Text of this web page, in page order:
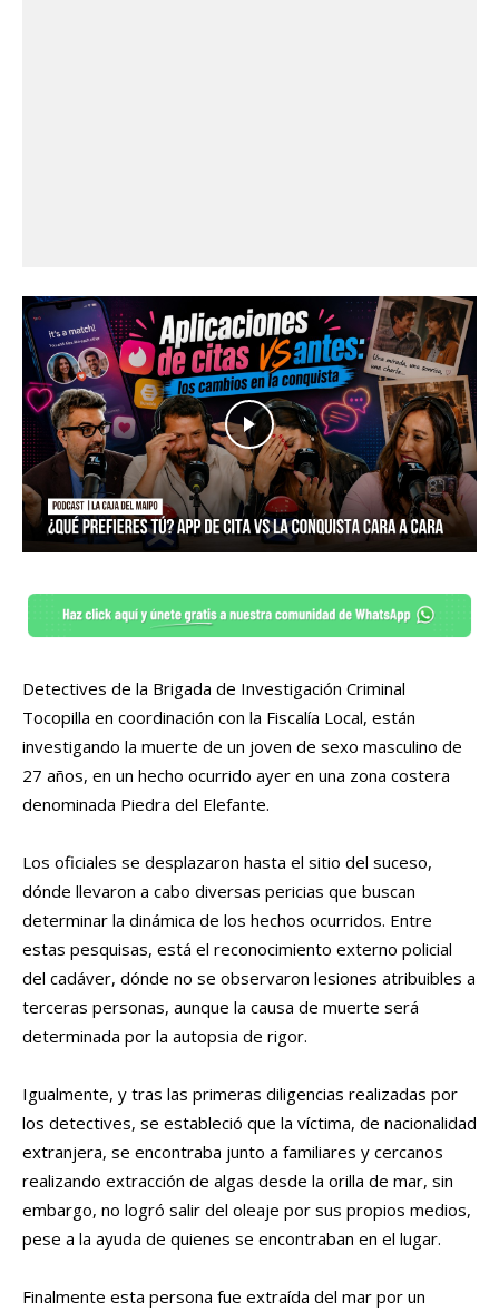
Detectives de la Brigada de Investigación Criminal
Tocopilla en coordinación con la Fiscalía Local, están
investigando la muerte de un joven de sexo masculino de
27 años, en un hecho ocurrido ayer en una zona costera
denominada Piedra del Elefante.
Los oficiales se desplazaron hasta el sitio del suceso,
dónde llevaron a cabo diversas pericias que buscan
determinar la dinámica de los hechos ocurridos. Entre
estas pesquisas, está el reconocimiento externo policial
del cadáver, dónde no se observaron lesiones atribuibles a
terceras personas, aunque la causa de muerte será
determinada por la autopsia de rigor.
Igualmente, y tras las primeras diligencias realizadas por
los detectives, se estableció que la víctima, de nacionalidad
extranjera, se encontraba junto a familiares y cercanos
realizando extracción de algas desde la orilla de mar, sin
embargo, no logró salir del oleaje por sus propios medios,
pese a la ayuda de quienes se encontraban en el lugar.
Finalmente esta persona fue extraída del mar por un